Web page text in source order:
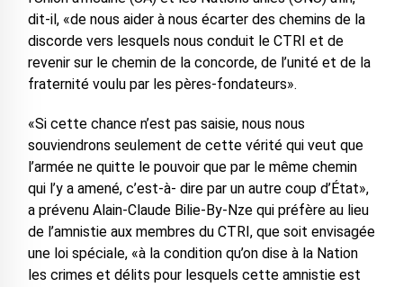
dit-il, «de nous aider à nous écarter des chemins de la
discorde vers lesquels nous conduit le CTRI et de
revenir sur le chemin de la concorde, de l’unité et de la
fraternité voulu par les pères-fondateurs».
«Si cette chance n’est pas saisie, nous nous
souviendrons seulement de cette vérité qui veut que
l’armée ne quitte le pouvoir que par le même chemin
qui l’y a amené, c’est-à- dire par un autre coup d’État»,
a prévenu Alain-Claude Bilie-By-Nze qui préfère au lieu
de l’amnistie aux membres du CTRI, que soit envisagée
une loi spéciale, «à la condition qu’on dise à la Nation
les crimes et délits pour lesquels cette amnistie est